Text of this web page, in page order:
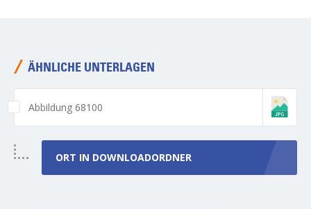
ÄHNLICHE UNTERLAGEN
Abbildung 68100
ORT IN DOWNLOADORDNER